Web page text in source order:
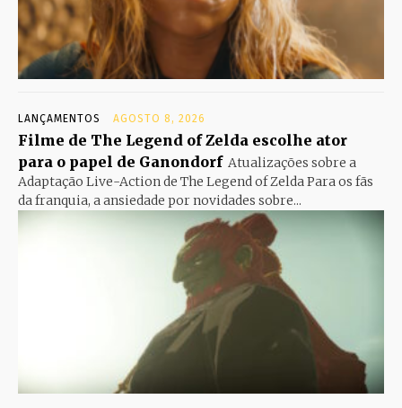
LANÇAMENTOS AGOSTO 8, 2026
Filme de The Legend of Zelda escolhe ator
para o papel de Ganondorf Atualizações sobre a
Adaptação Live-Action de The Legend of Zelda Para os fãs
da franquia, a ansiedade por novidades sobre...